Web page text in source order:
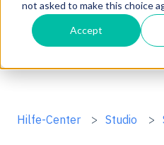
not asked to make this choice
Accept
Es gibt keine Vorschläge,
Hilfe-Center Studio